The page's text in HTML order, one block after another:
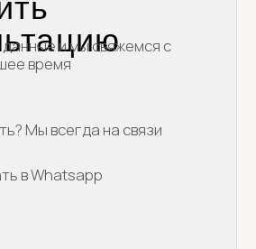
Блог
Малина
Доставка и оплата
+79250944069